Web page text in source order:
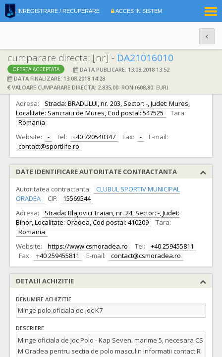
INREGISTRARE / RECUPERARE ACCES IN SISTEM
cumparare directa: [nr] - DA21016010
OFERTA ACCEPTATA
DATA PUBLICARE: 13.08.2018 13:52
DATA FINALIZARE: 13.08.2018 14:28
VALOARE CUMPARARE DIRECTA: 2.835,00 RON (608,80 EUR)
DATE IDENTIFICARE OFERTANT
Ofertant: S.C. MARPLUS S.R.L. CIF: 15963777
Adresa:
Strada: BRADULUI, nr. 203, Sector: -, Judet: Mures,
Localitate: Sancraiu de Mures, Cod postal: 547525
Tara:
Romania
Website:
- Tel: +40 720540347 Fax: -
E-mail:
contact@sportlife.ro
DATE IDENTIFICARE AUTORITATE CONTRACTANTA
Autoritatea contractanta:
CLUBUL SPORTIV MUNICIPAL
ORADEA
CIF:
15569544
Adresa:
Strada: Blajovici Traian, nr. 24, Sector: -, Judet:
Bihor, Localitate: Oradea, Cod postal: 410209
Tara:
Romania
Website:
https://www.csmoradea.ro Tel:
+40 259455811
Fax:
+40 259455811 E-mail: contact@csmoradea.ro
DETALII ACHIZITIE
DENUMIRE ACHIZITIE
Minge polo oficiala de joc K7
DESCRIERE
Minge oficiala de joc Polo - Kap Seven. marime 5, necesara CS
M Oradea pentru sectia de polo masculin Informatii contact R